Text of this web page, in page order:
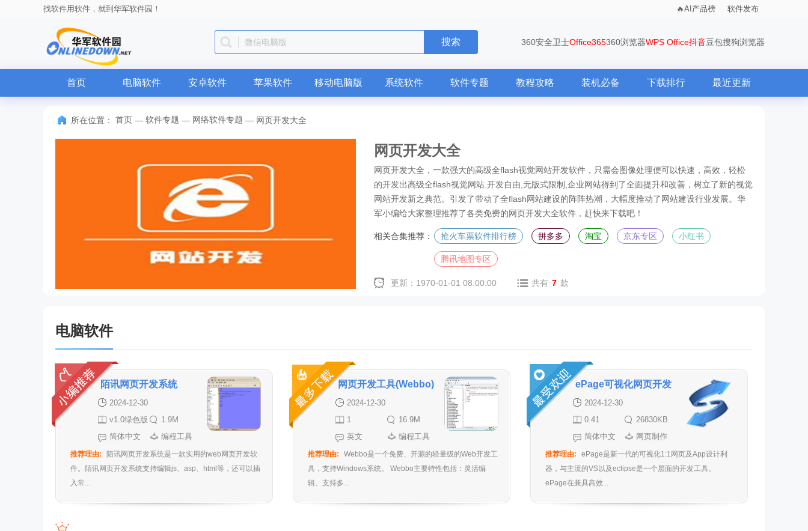
找软件用软件，就到华军软件园！ AI产品榜 软件发布
微信电脑版 搜索 360安全卫士Office365360浏览器WPS Office抖音豆包搜狗浏览器
首页 电脑软件 安卓软件 苹果软件 移动电脑版 系统软件 软件专题 教程攻略 装机必备 下载排行 最近更新
所在位置： 首页 — 软件专题 — 网络软件专题 — 网页开发大全
网页开发大全
网页开发大全，一款强大的高级全flash视觉网站开发软件，只需会图像处理便可以快速，高效，轻松
的开发出高级全flash视觉网站.开发自由,无版式限制,企业网站得到了全面提升和改善，树立了新的视觉
网站开发新之典范。引发了带动了全flash网站建设的阵阵热潮，大幅度推动了网站建设行业发展。华
军小编给大家整理推荐了各类免费的网页开发大全软件，赶快来下载吧！
相关合集推荐： 抢火车票软件排行榜 拼多多 淘宝 京东专区 小红书
腾讯地图专区
更新：1970-01-01 08:00:00 共有 7 款
电脑软件
陌讯网页开发系统
2024-12-30
v1.0绿色版
1.9M
简体中文
编程工具
推荐理由:
陌讯网页开发系统是一款实用的web网页开发软
件。陌讯网页开发系统支持编辑js、asp、html等，还可以插
入常...
网页开发工具(Webbo)
2024-12-30
1
16.9M
英文
编程工具
推荐理由:
Webbo是一个免费、开源的轻量级的Web开发工
具，支持Windows系统。 Webbo主要特性包括：灵活编
辑、支持多...
ePage可视化网页开发
工具2024-12-30
0.41
26830KB
简体中文
网页制作
推荐理由:
ePage是新一代的可视化1:1网页及App设计利
器，与主流的VS以及eclipse是一个层面的开发工具。
ePage在兼具高效...